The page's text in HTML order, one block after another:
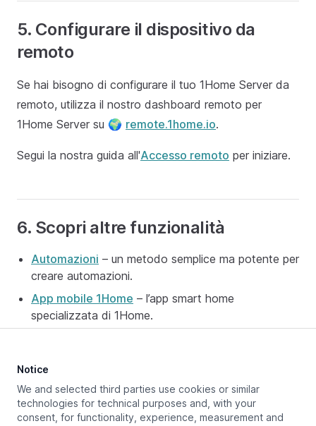
5. Configurare il dispositivo da
remoto
Se hai bisogno di configurare il tuo 1Home Server da
remoto, utilizza il nostro dashboard remoto per
1Home Server su 🌍 remote.1home.io.
Segui la nostra guida all'Accesso remoto per iniziare.
6. Scopri altre funzionalità
Automazioni – un metodo semplice ma potente per
creare automazioni.
App mobile 1Home – l’app smart home
specializzata di 1Home.
Aggiornato a:
Notice
We and selected third parties use cookies or similar
technologies for technical purposes and, with your
consent, for functionality, experience, measurement and